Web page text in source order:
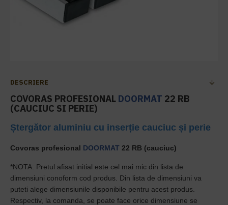
DESCRIERE
COVORAS PROFESIONAL DOORMAT 22 RB
(CAUCIUC SI PERIE)
Ștergător aluminiu cu inserție cauciuc și perie
Covoras profesional DOORMAT 22 RB (cauciuc)
*NOTA: Pretul afisat initial este cel mai mic din lista de
dimensiuni conoform cod produs. Din lista de dimensiuni va
puteti alege dimensiunile disponibile pentru acest produs.
Respectiv, la comanda, se poate face orice dimensiune se